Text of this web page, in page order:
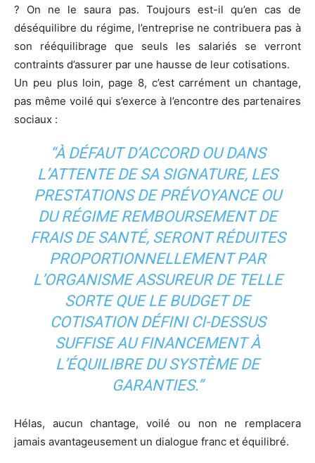
? On ne le saura pas. Toujours est-il qu’en cas de
déséquilibre du régime, l’entreprise ne contribuera pas à
son rééquilibrage que seuls les salariés se verront
contraints d’assurer par une hausse de leur cotisations.
Un peu plus loin, page 8, c’est carrément un chantage,
pas même voilé qui s’exerce à l’encontre des partenaires
sociaux :
“À DÉFAUT D’ACCORD OU DANS
L’ATTENTE DE SA SIGNATURE, LES
PRESTATIONS DE PRÉVOYANCE OU
DU RÉGIME REMBOURSEMENT DE
FRAIS DE SANTÉ, SERONT RÉDUITES
PROPORTIONNELLEMENT PAR
L’ORGANISME ASSUREUR DE TELLE
SORTE QUE LE BUDGET DE
COTISATION DÉFINI CI-DESSUS
SUFFISE AU FINANCEMENT À
L’ÉQUILIBRE DU SYSTÈME DE
GARANTIES.”
Hélas, aucun chantage, voilé ou non ne remplacera
jamais avantageusement un dialogue franc et équilibré.